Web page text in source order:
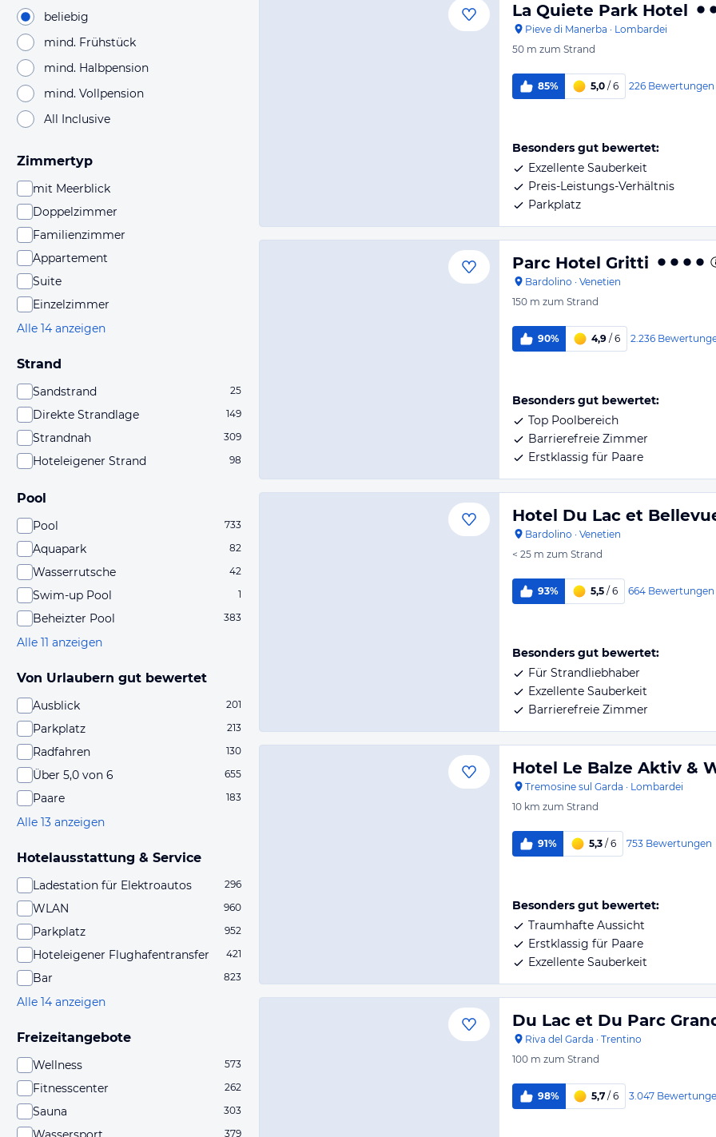
beliebig
mind. Frühstück
mind. Halbpension
mind. Vollpension
All Inclusive
Zimmertyp
mit Meerblick
Doppelzimmer
Familienzimmer
Appartement
Suite
Einzelzimmer
Alle 14 anzeigen
Strand
Sandstrand 25
Direkte Strandlage 149
Strandnah 309
Hoteleigener Strand 98
Pool
Pool 733
Aquapark 82
Wasserrutsche 42
Swim-up Pool 1
Beheizter Pool 383
Alle 11 anzeigen
Von Urlaubern gut bewertet
Ausblick 201
Parkplatz 213
Radfahren 130
Über 5,0 von 6 655
Paare 183
Alle 13 anzeigen
Hotelausstattung & Service
Ladestation für Elektroautos 296
WLAN 960
Parkplatz 952
Hoteleigener Flughafentransfer 421
Bar 823
Alle 14 anzeigen
Freizeitangebote
Wellness 573
Fitnesscenter 262
Sauna 303
379
La Quiete Park Hotel
Pieve di Manerba · Lombardei
50 m zum Strand
85% 5,0 / 6 226 Bewertungen
Besonders gut bewertet:
Exzellente Sauberkeit
Preis-Leistungs-Verhältnis
Parkplatz
Parc Hotel Gritti
Bardolino · Venetien
150 m zum Strand
90% 4,9 / 6 2.236
Besonders gut bewertet:
Top Poolbereich
Barrierefreie Zimmer
Erstklassig für Paare
Hotel Du Lac et
Bardolino · Venetien
< 25 m zum Strand
93% 5,5 / 6 664 Bewertungen
Besonders gut bewertet:
Für Strandliebhaber
Exzellente Sauberkeit
Barrierefreie Zimmer
Hotel Le Balze Aktiv &
Tremosine sul Garda · Lombardei
10 km zum Strand
91% 5,3 / 6 753 Bewertungen
Besonders gut bewertet:
Traumhafte Aussicht
Erstklassig für Paare
Exzellente Sauberkeit
Du Lac et Du Parc
Riva del Garda · Trentino
100 m zum Strand
98% 5,7 / 6 3.047